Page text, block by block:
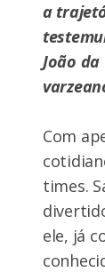
a
João
Com
times.
ele, já